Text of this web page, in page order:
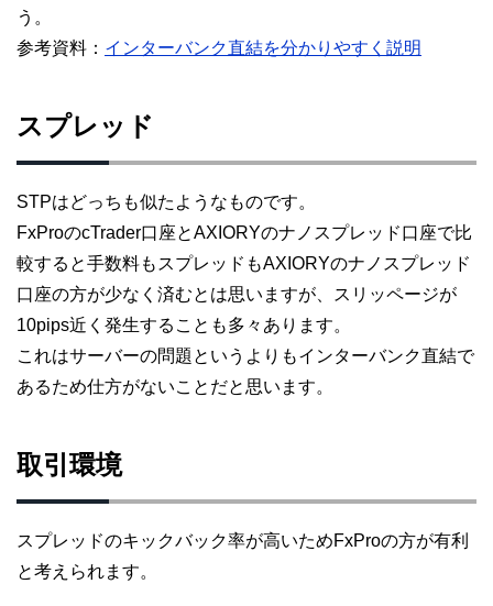
う。
参考資料： インターバンク直結を分かりやすく説明
スプレッド
STPはどっちも似たようなものです。
FxProのcTrader口座とAXIORYのナノスプレッド口座で比
較すると手数料もスプレッドもAXIORYのナノスプレッド
口座の方が少なく済むとは思いますが、スリッページが
10pips近く発生することも多々あります。
これはサーバーの問題というよりもインターバンク直結で
あるため仕方がないことだと思います。
取引環境
スプレッドのキックバック率が高いためFxProの方が有利
と考えられます。